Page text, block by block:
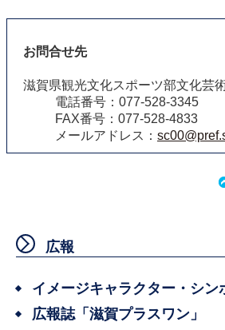
お問合せ先
滋賀県観光文化スポーツ部文化芸
電話番号：077-528-3345
FAX番号：077-528-4833
メールアドレス：
広報
イメージキャラクター・シン
広報誌「滋賀プラスワン」